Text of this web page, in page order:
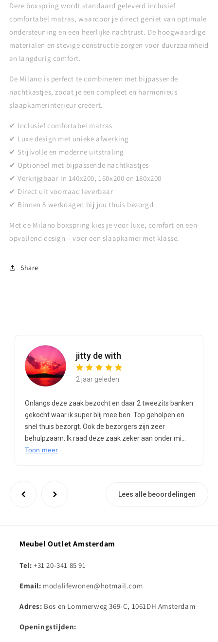
Deze boxspring wordt standaard geleverd inclusief
comfortabel matras, waardoor je direct geniet van optimale
ondersteuning en een heerlijke nachtrust. De hoogwaardige
materialen en stevige constructie zorgen voor duurzaamheid
en langdurig comfort.
De Milano is perfect te combineren met bijpassende
nachtkastjes, zodat je een compleet en harmonieus
slaapkamerinterieur creëert.
✔ Inclusief comfortabel matras
✔ Luxe design met unieke afwerking
✔ Stijlvolle en moderne uitstraling
✔ Optioneel met bijpassende nachtkastjes
✔ Verkrijgbaar in 140x200, 160x200 en 180x200
✔ Direct uit voorraad leverbaar
✔ Binnen 5 werkdagen bij jou thuis bezorgd
Met de Milano boxspring kies je voor luxe, comfort en een
opvallend design – voor een slaapkamer met klasse.
Share
jitty de with
2 jaar geleden
Onlangs deze zaak bezocht en daar 2 tweezits banken
gekocht waar ik super blij mee ben. Top geholpen en
snel thuis bezorgt. Ook de bezorgers zijn zeer
behulpzaam. Ik raad deze zaak zeker aan onder mi...
Toon meer
Lees alle beoordelingen
Meubel Outlet Amsterdam
Tel: +31 20-341 85 91
Email: modalifewonen@hotmail.com
Adres: Bos en Lommerweg 369-C, 1061DH Amsterdam
Openingstijden: